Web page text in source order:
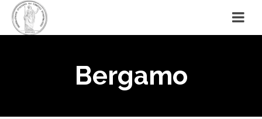
Bergamo